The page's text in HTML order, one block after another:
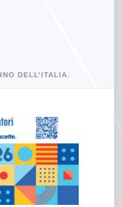
DELL’ITALIA.